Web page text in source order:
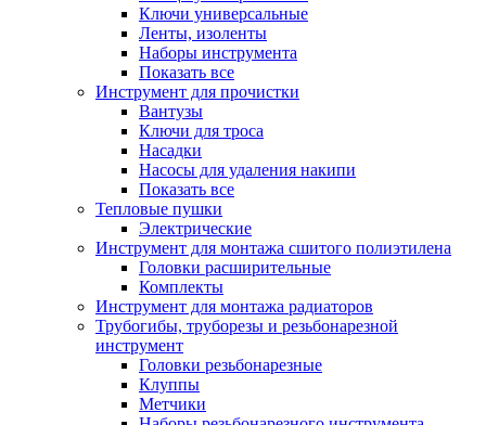
Ключи универсальные
Ленты, изоленты
Наборы инструмента
Показать все
Инструмент для прочистки
Вантузы
Ключи для троса
Насадки
Насосы для удаления накипи
Показать все
Тепловые пушки
Электрические
Инструмент для монтажа сшитого полиэтилена
Головки расширительные
Комплекты
Инструмент для монтажа радиаторов
Трубогибы, труборезы и резьбонарезной
инструмент
Головки резьбонарезные
Клуппы
Метчики